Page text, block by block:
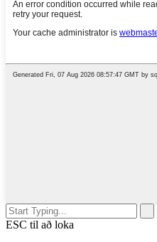
ESC til að loka